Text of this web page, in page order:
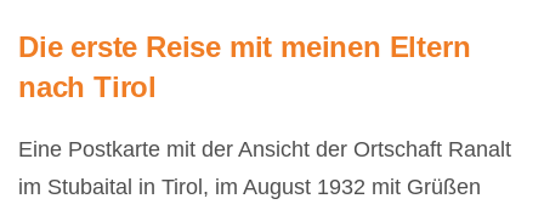
Die erste Reise mit meinen Eltern
nach Tirol
Eine Postkarte mit der Ansicht der Ortschaft Ranalt
im Stubaital in Tirol, im August 1932 mit Grüßen